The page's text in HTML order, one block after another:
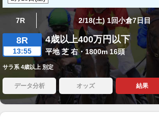
7R 2/18(土) 1回小倉7日目
8R
13:55
4歳以上400万円以下
平地 芝 右・1800m 16頭
サラ系 4歳以上 別定
データ分析 オッズ 結果